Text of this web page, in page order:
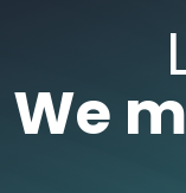
We